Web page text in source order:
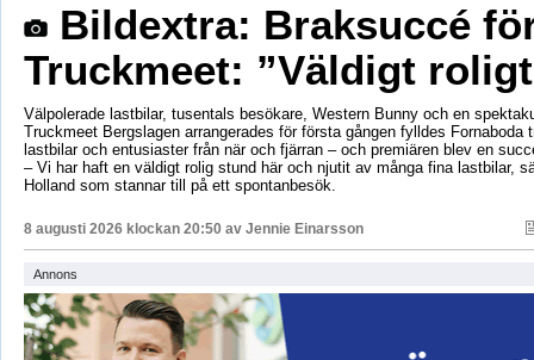
Bildextra: Braksuccé
Truckmeet: ”Väldigt
Välpolerade lastbilar, tusentals besökare, Western Bunny och en
Truckmeet Bergslagen arrangerades för första gången fylldes Fornaboda
lastbilar och entusiaster från när och fjärran – och premiären blev en
– Vi har haft en väldigt rolig stund här och njutit av många fina lastbilar,
Holland som stannar till på ett spontanbesök.
8 augusti 2026 klockan 20:50 av Jennie Einarsson
Annons